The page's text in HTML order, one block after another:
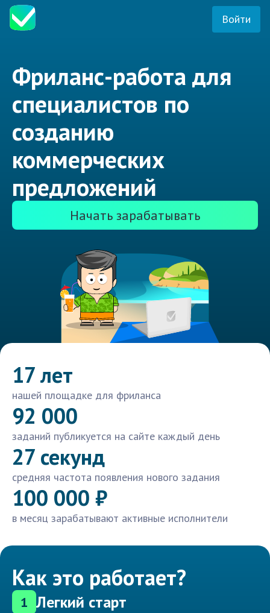
Войти
Фриланс-работа для
специалистов по
созданию
коммерческих
предложений
Начать зарабатывать
17 лет
нашей площадке для фриланса
92 000
заданий публикуется на сайте каждый день
27 секунд
средняя частота появления нового задания
100 000 ₽
в месяц зарабатывают активные исполнители
Как это работает?
1 Легкий старт